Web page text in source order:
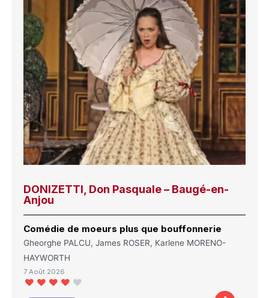
DONIZETTI, Don Pasquale – Baugé-en-
Anjou
Comédie de moeurs plus que bouffonnerie
Gheorghe PALCU, James ROSER, Karlene MORENO-
HAYWORTH
7 Août 2026